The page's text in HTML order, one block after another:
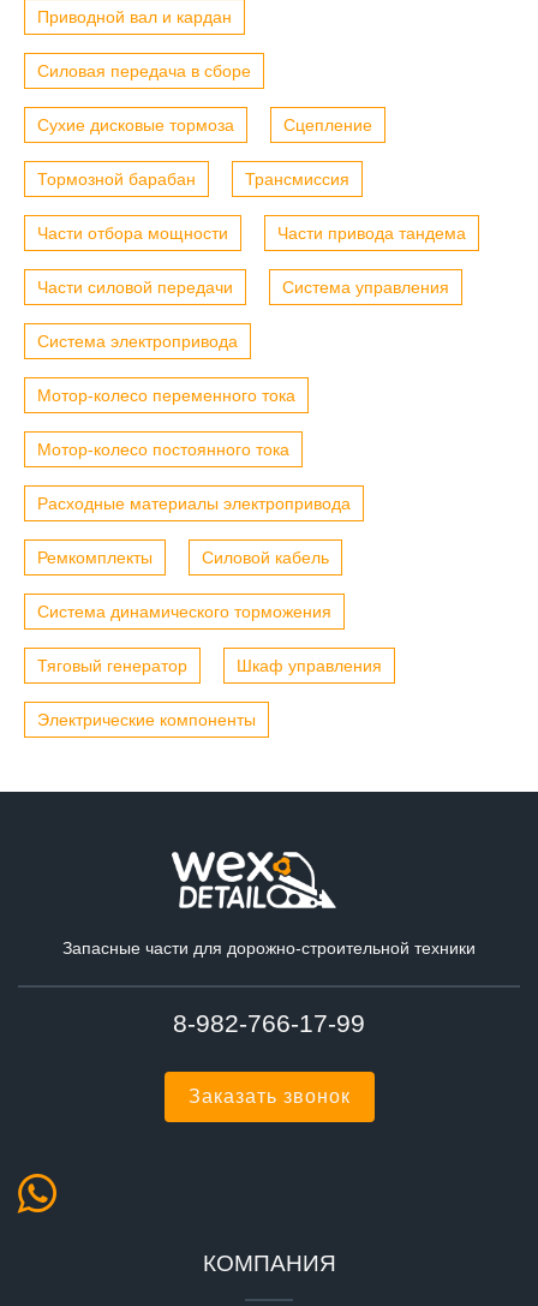
Приводной вал и кардан
Силовая передача в сборе
Сухие дисковые тормоза Сцепление
Тормозной барабан Трансмиссия
Части отбора мощности Части привода тандема
Части силовой передачи Система управления
Система электропривода
Мотор-колесо переменного тока
Мотор-колесо постоянного тока
Расходные материалы электропривода
Ремкомплекты Силовой кабель
Система динамического торможения
Тяговый генератор Шкаф управления
Электрические компоненты
Запасные части для дорожно-строительной техники
8-982-766-17-99
Заказать звонок
КОМПАНИЯ